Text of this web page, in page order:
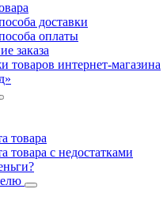
доставки
оплаты
заказа
товаров интернет-магазина
товара
товара с недостатками